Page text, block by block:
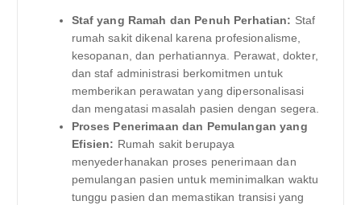
Staf yang Ramah dan Penuh Perhatian: Staf
rumah sakit dikenal karena profesionalisme,
kesopanan, dan perhatiannya. Perawat, dokter,
dan staf administrasi berkomitmen untuk
memberikan perawatan yang dipersonalisasi
dan mengatasi masalah pasien dengan segera.
Proses Penerimaan dan Pemulangan yang
Efisien: Rumah sakit berupaya
menyederhanakan proses penerimaan dan
pemulangan pasien untuk meminimalkan waktu
tunggu pasien dan memastikan transisi yang